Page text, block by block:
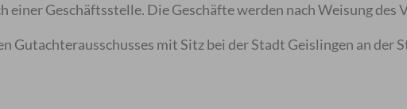
einer Geschäftsstelle. Die Geschäfte werden nach Weisung des
Gutachterausschusses mit Sitz bei der Stadt Geislingen an der